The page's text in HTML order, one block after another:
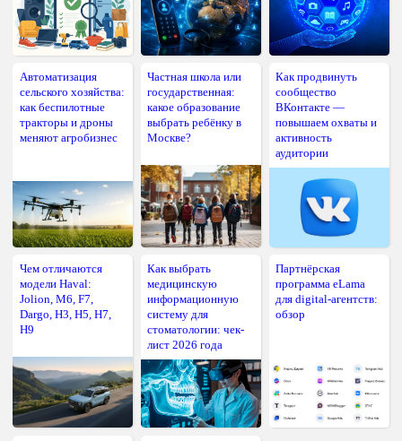
Автоматизация
сельского хозяйства:
как беспилотные
тракторы и дроны
меняют агробизнес
Частная школа или
государственная:
какое образование
выбрать ребёнку в
Москве?
Как продвинуть
сообщество
ВКонтакте —
повышаем охваты и
активность
аудитории
Чем отличаются
модели Haval:
Jolion, M6, F7,
Dargo, H3, H5, H7,
H9
Как выбрать
медицинскую
информационную
систему для
стоматологии: чек-
лист 2026 года
Партнёрская
программа eLama
для digital-агентств:
обзор